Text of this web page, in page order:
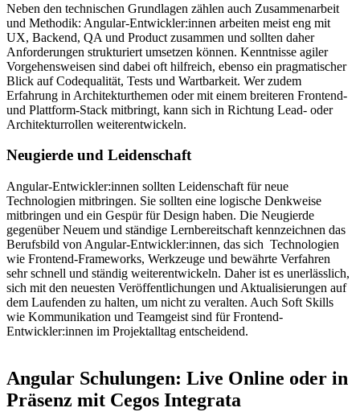
Neben den technischen Grundlagen zählen auch Zusammenarbeit
und Methodik: Angular-Entwickler:innen arbeiten meist eng mit
UX, Backend, QA und Product zusammen und sollten daher
Anforderungen strukturiert umsetzen können. Kenntnisse agiler
Vorgehensweisen sind dabei oft hilfreich, ebenso ein pragmatischer
Blick auf Codequalität, Tests und Wartbarkeit. Wer zudem
Erfahrung in Architekturthemen oder mit einem breiteren Frontend-
und Plattform-Stack mitbringt, kann sich in Richtung Lead- oder
Architekturrollen weiterentwickeln.
Neugierde und Leidenschaft
Angular-Entwickler:innen sollten Leidenschaft für neue
Technologien mitbringen. Sie sollten eine logische Denkweise
mitbringen und ein Gespür für Design haben. Die Neugierde
gegenüber Neuem und ständige Lernbereitschaft kennzeichnen das
Berufsbild von Angular-Entwickler:innen, das sich Technologien
wie Frontend-Frameworks, Werkzeuge und bewährte Verfahren
sehr schnell und ständig weiterentwickeln. Daher ist es unerlässlich,
sich mit den neuesten Veröffentlichungen und Aktualisierungen auf
dem Laufenden zu halten, um nicht zu veralten. Auch Soft Skills
wie Kommunikation und Teamgeist sind für Frontend-
Entwickler:innen im Projektalltag entscheidend.
Angular Schulungen: Live Online oder in
Präsenz mit Cegos Integrata